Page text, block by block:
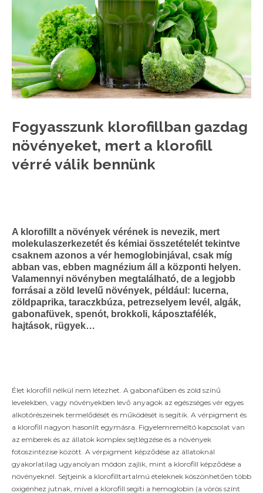
Fogyasszunk klorofillban gazdag
növényeket, mert a klorofill
vérré válik bennünk
A klorofillt a növények vérének is nevezik, mert
molekulaszerkezetét és kémiai összetételét tekintve
csaknem azonos a vér hemoglobinjával, csak míg
abban vas, ebben magnézium áll a központi helyen.
Valamennyi növényben megtalálható, de a legjobb
forrásai a zöld levelű növények, például: lucerna,
zöldpaprika, taraczkbúza, petrezselyem levél, algák,
gabonafüvek, spenót, brokkoli, káposztafélék,
hajtások, rügyek…
Élet klorofill nélkül nem létezhet. A gabonafűben és zöld színű
levelekben, vagy növényekben levő anyagok az egészséges vér egyes
alkotórészeinek termelődését és működését is segítik. A vérpigment és
a klorofill nagyon hasonlít egymásra. Figyelemreméltó kapcsolat van
az emberek és az állatok komplex sejtlégzése és a növények
fotoszintézise között. A vérpigment képződése az állatoknál
gyakorlatilag ugyanolyan módon zajlik, mint a klorofill képződése a
növényeknél. Sejtjeink a klorofilltartalmú ételeknek köszönhetően több
oxigénhez jutnak, mivel a klorofill segíti a hemoglobin (a vörös színt